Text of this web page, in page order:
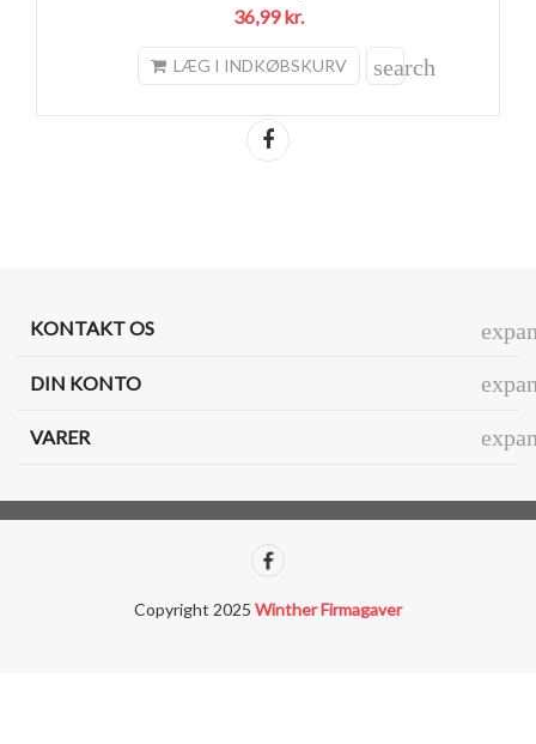
36,99 kr.
LÆG I INDKØBSKURV search
KONTAKT OS
DIN KONTO
VARER
Copyright 2025 Winther Firmagaver